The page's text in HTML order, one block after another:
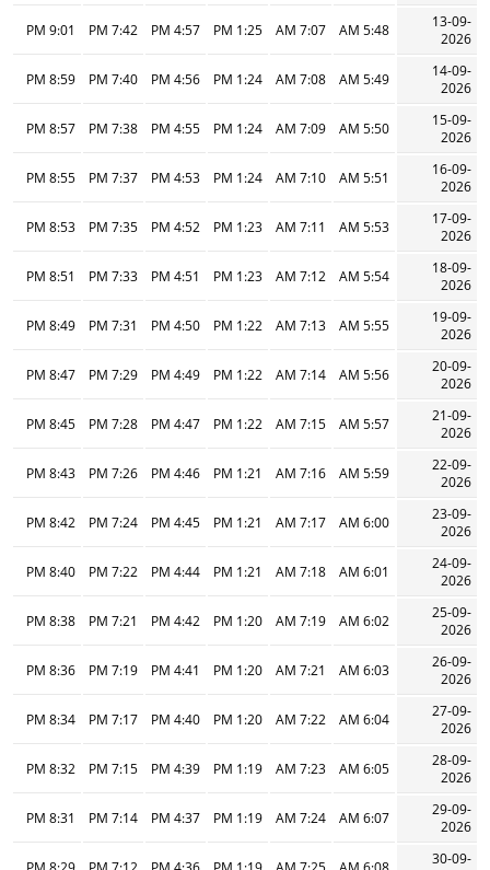
13-09-
2026
5:48 AM
7:07 AM
1:25 PM
4:57 PM
7:42 PM
9:01 PM
14-09-
2026
5:49 AM
7:08 AM
1:24 PM
4:56 PM
7:40 PM
8:59 PM
15-09-
2026
5:50 AM
7:09 AM
1:24 PM
4:55 PM
7:38 PM
8:57 PM
16-09-
2026
5:51 AM
7:10 AM
1:24 PM
4:53 PM
7:37 PM
8:55 PM
17-09-
2026
5:53 AM
7:11 AM
1:23 PM
4:52 PM
7:35 PM
8:53 PM
18-09-
2026
5:54 AM
7:12 AM
1:23 PM
4:51 PM
7:33 PM
8:51 PM
19-09-
2026
5:55 AM
7:13 AM
1:22 PM
4:50 PM
7:31 PM
8:49 PM
20-09-
2026
5:56 AM
7:14 AM
1:22 PM
4:49 PM
7:29 PM
8:47 PM
21-09-
2026
5:57 AM
7:15 AM
1:22 PM
4:47 PM
7:28 PM
8:45 PM
22-09-
2026
5:59 AM
7:16 AM
1:21 PM
4:46 PM
7:26 PM
8:43 PM
23-09-
2026
6:00 AM
7:17 AM
1:21 PM
4:45 PM
7:24 PM
8:42 PM
24-09-
2026
6:01 AM
7:18 AM
1:21 PM
4:44 PM
7:22 PM
8:40 PM
25-09-
2026
6:02 AM
7:19 AM
1:20 PM
4:42 PM
7:21 PM
8:38 PM
26-09-
2026
6:03 AM
7:21 AM
1:20 PM
4:41 PM
7:19 PM
8:36 PM
27-09-
2026
6:04 AM
7:22 AM
1:20 PM
4:40 PM
7:17 PM
8:34 PM
28-09-
2026
6:05 AM
7:23 AM
1:19 PM
4:39 PM
7:15 PM
8:32 PM
29-09-
2026
6:07 AM
7:24 AM
1:19 PM
4:37 PM
7:14 PM
8:31 PM
30-09-